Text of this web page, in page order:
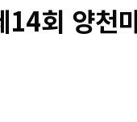
14회 양천